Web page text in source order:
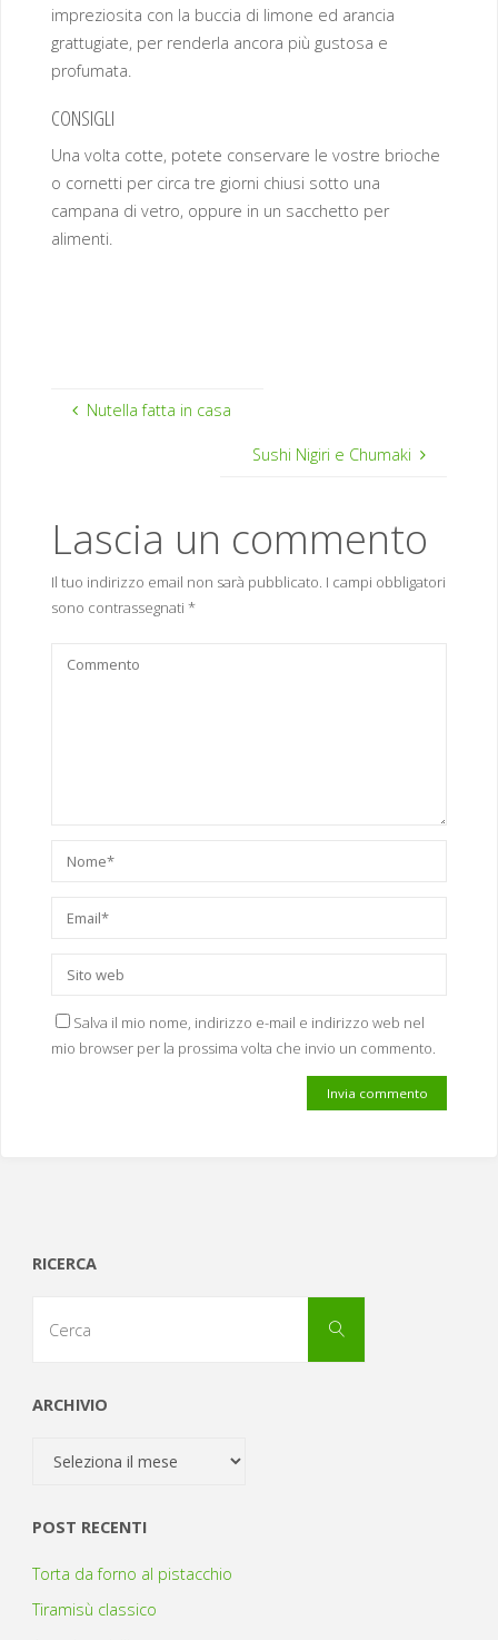
impreziosita con la buccia di limone ed arancia
grattugiate, per renderla ancora più gustosa e
profumata.
CONSIGLI
Una volta cotte, potete conservare le vostre brioche
o cornetti per circa tre giorni chiusi sotto una
campana di vetro, oppure in un sacchetto per
alimenti.
Nutella fatta in casa
Sushi Nigiri e Chumaki
Lascia un commento
Il tuo indirizzo email non sarà pubblicato. I campi obbligatori
sono contrassegnati *
Salva il mio nome, indirizzo e-mail e indirizzo web nel
mio browser per la prossima volta che invio un commento.
RICERCA
Cerca
ARCHIVIO
Archivio
POST RECENTI
Torta da forno al pistacchio
Tiramisù classico